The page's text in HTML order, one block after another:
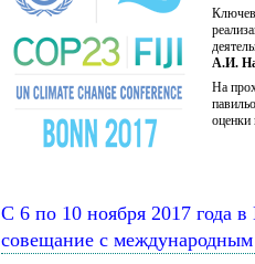
А.И.
На
оценки
C 6 по 10 ноября 2017 года
совещание с